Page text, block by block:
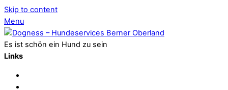
Skip to content
Menu
Es ist schön ein Hund zu sein
Links